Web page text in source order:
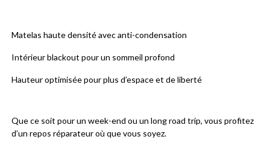
Matelas haute densité avec anti-condensation
Intérieur blackout pour un sommeil profond
Hauteur optimisée pour plus d’espace et de liberté
Que ce soit pour un week-end ou un long road trip, vous profitez
d’un repos réparateur où que vous soyez.